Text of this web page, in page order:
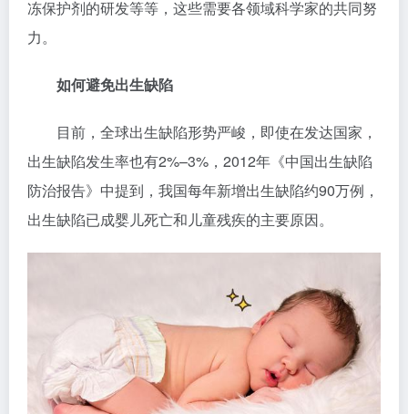
冻保护剂的研发等等，这些需要各领域科学家的共同努
力。
如何避免出生缺陷
目前，全球出生缺陷形势严峻，即使在发达国家，
出生缺陷发生率也有2%–3%，2012年《中国出生缺陷
防治报告》中提到，我国每年新增出生缺陷约90万例，
出生缺陷已成婴儿死亡和儿童残疾的主要原因。